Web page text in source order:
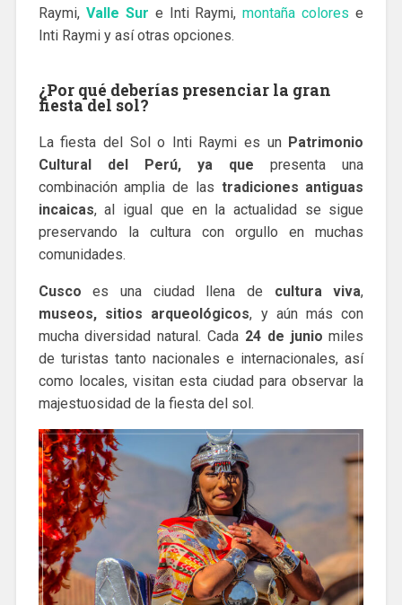
Raymi, Valle Sur e Inti Raymi,montaña colores e
Inti Raymi y así otras opciones.
¿Por qué deberías presenciar la gran
fiesta del sol?
La fiesta del Sol o Inti Raymi es un Patrimonio
Cultural del Perú, ya que presenta una
combinación amplia de las tradiciones antiguas
incaicas, al igual que en la actualidad se sigue
preservando la cultura con orgullo en muchas
comunidades.
Cusco es una ciudad llena de cultura viva,
museos, sitios arqueológicos, y aún más con
mucha diversidad natural. Cada 24 de junio miles
de turistas tanto nacionales e internacionales, así
como locales, visitan esta ciudad para observar la
majestuosidad de la fiesta del sol.